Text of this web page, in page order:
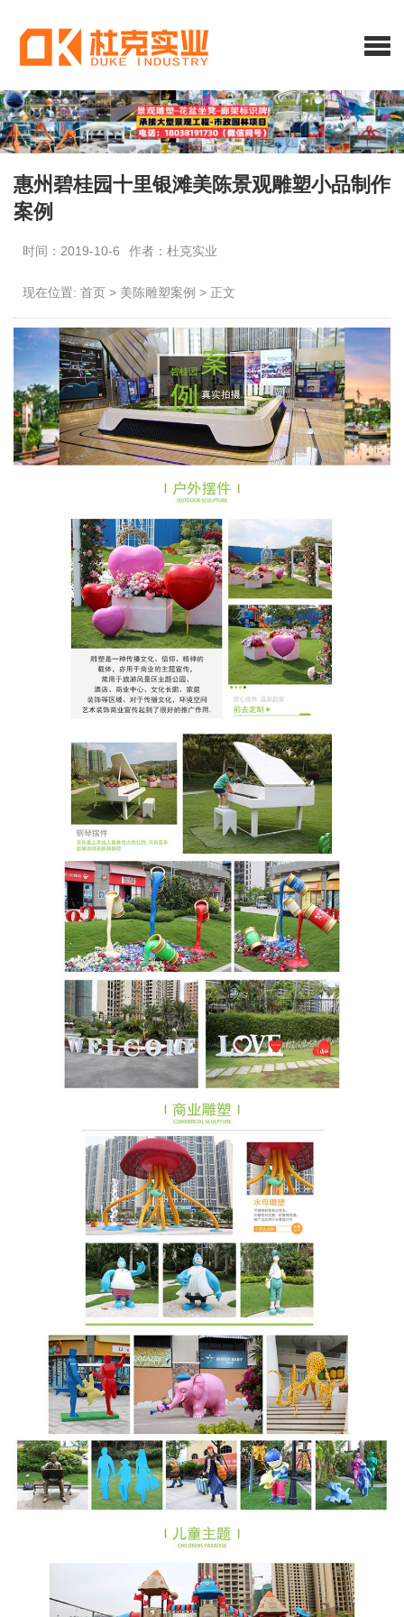
惠州碧桂园十里银滩美陈景观雕塑小品制作
案例
时间：2019-10-6 作者：杜克实业
现在位置: 首页 > 美陈雕塑案例 > 正文